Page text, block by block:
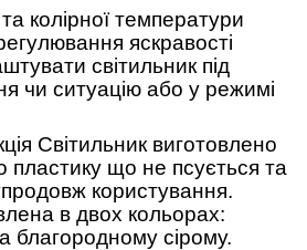
колірної температури
яскравості
світильник під
чи ситуацію або у режимі
Світильник виготовлено
пластику що не псується та
користування.
в двох кольорах:
благородному сірому.